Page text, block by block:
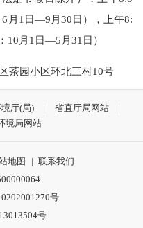
6月1日—9月30日），上午8:
10月1日—5月31日）
园小区环北三村10号
厅(局)
省直厅局网站
境局网站
地图 | 联系我们
号
号